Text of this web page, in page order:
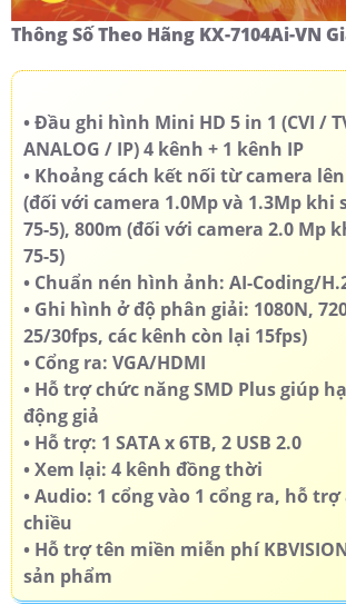
Thông Số Theo Hãng KX-7104Ai-VN
• Đầu ghi hình Mini HD 5 in 1 (CVI /
ANALOG / IP) 4 kênh + 1 kênh IP
• Khoảng cách kết nối từ camera
(đối với camera 1.0Mp và 1.3Mp khi
75-5), 800m (đối với camera 2.0 Mp
75-5)
• Chuẩn nén hình ảnh: AI-Coding/
• Ghi hình ở độ phân giải: 1080N,
25/30fps, các kênh còn lại 15fps)
• Cổng ra: VGA/HDMI
• Hỗ trợ chức năng SMD Plus giúp
động giả
• Hỗ trợ: 1 SATA x 6TB, 2 USB 2.0
• Xem lại: 4 kênh đồng thời
• Audio: 1 cổng vào 1 cổng ra, hỗ
chiều
• Hỗ trợ tên miền miễn phí
sản phẩm